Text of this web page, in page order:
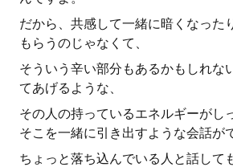
だから、共感して一緒に暗くなった
もらうのじゃなくて、
そういう辛い部分もあるかもしれな
てあげるような、
その人の持っているエネルギーがし
そこを一緒に引き出すような会話が
ちょっと落ち込んでいる人と話して